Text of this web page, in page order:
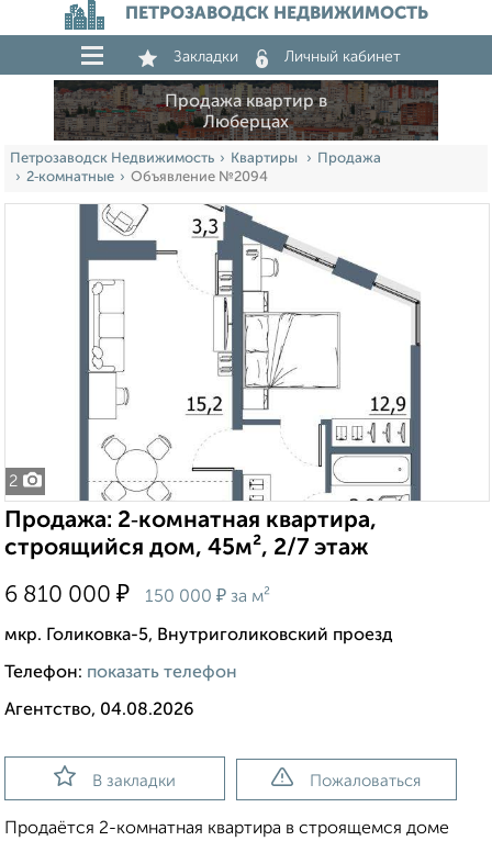
ПЕТРОЗАВОДСК НЕДВИЖИМОСТЬ
Закладки Личный кабинет
Продажа квартир в
Люберцах
Петрозаводск Недвижимость Квартиры
Продажа
2‑комнатные
Объявление №2094
2
Продажа: 2‑комнатная квартира,
строящийся дом, 45м², 2/7 этаж
6 810 000 ₽ 150 000 ₽ за м²
мкр. Голиковка-5, Внутриголиковский проезд
Телефон: показать телефон
Агентство, 04.08.2026
В закладки Пожаловаться
Продаётся 2-комнатная квартира в строящемся доме